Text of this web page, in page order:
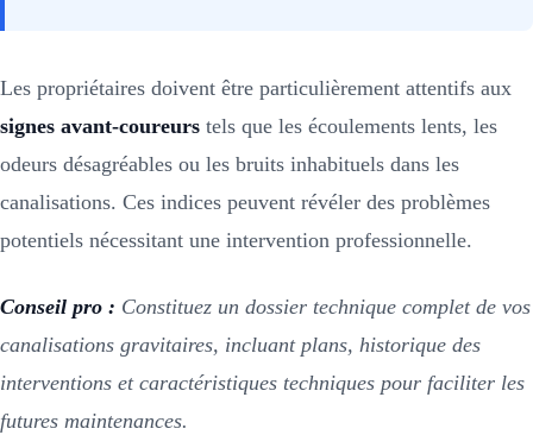
Les propriétaires doivent être particulièrement attentifs aux
signes avant-coureurs tels que les écoulements lents, les
odeurs désagréables ou les bruits inhabituels dans les
canalisations. Ces indices peuvent révéler des problèmes
potentiels nécessitant une intervention professionnelle.
Conseil pro : Constituez un dossier technique complet de vos
canalisations gravitaires, incluant plans, historique des
interventions et caractéristiques techniques pour faciliter les
futures maintenances.